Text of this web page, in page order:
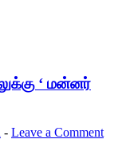
‘ மன்னர்
- Leave a Comment